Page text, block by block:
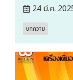
24 มี.ค.
บทความ